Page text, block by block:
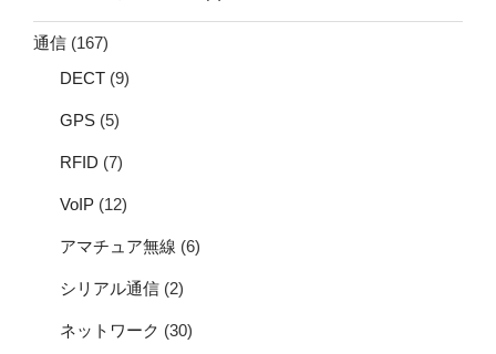
通信 (167)
DECT (9)
GPS (5)
RFID (7)
VoIP (12)
アマチュア無線 (6)
シリアル通信 (2)
ネットワーク (30)